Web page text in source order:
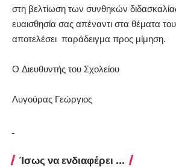
στη βελτίωση των συνθηκών
ευαισθησία σας απέναντι στα θέματα
αποτελέσει παράδειγμα προς μίμηση.
Ο Διευθυντής του Σχολείου
Λυγούρας Γεώργιος
Ίσως να ενδιαφέρει ...